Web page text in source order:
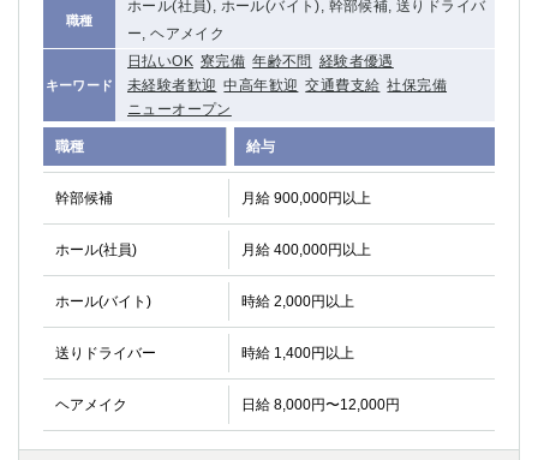
職種
ホール(社員), ホール(バイト), 幹部候補, 送りドライバ
ー, ヘアメイク
キーワード
日払いOK 寮完備 年齢不問 経験者優遇
未経験者歓迎 中高年歓迎 交通費支給 社保完備
ニューオープン
職種 給与
幹部候補 月給 900,000円以上
ホール(社員) 月給 400,000円以上
ホール(バイト) 時給 2,000円以上
送りドライバー 時給 1,400円以上
ヘアメイク 日給 8,000円〜12,000円
戸塚
相模原
厚木
横須賀
桜木町
埼玉県
大宮
南越谷
志木
川越
草加
南浦和
所沢
熊谷
北浦和（西口）
蕨